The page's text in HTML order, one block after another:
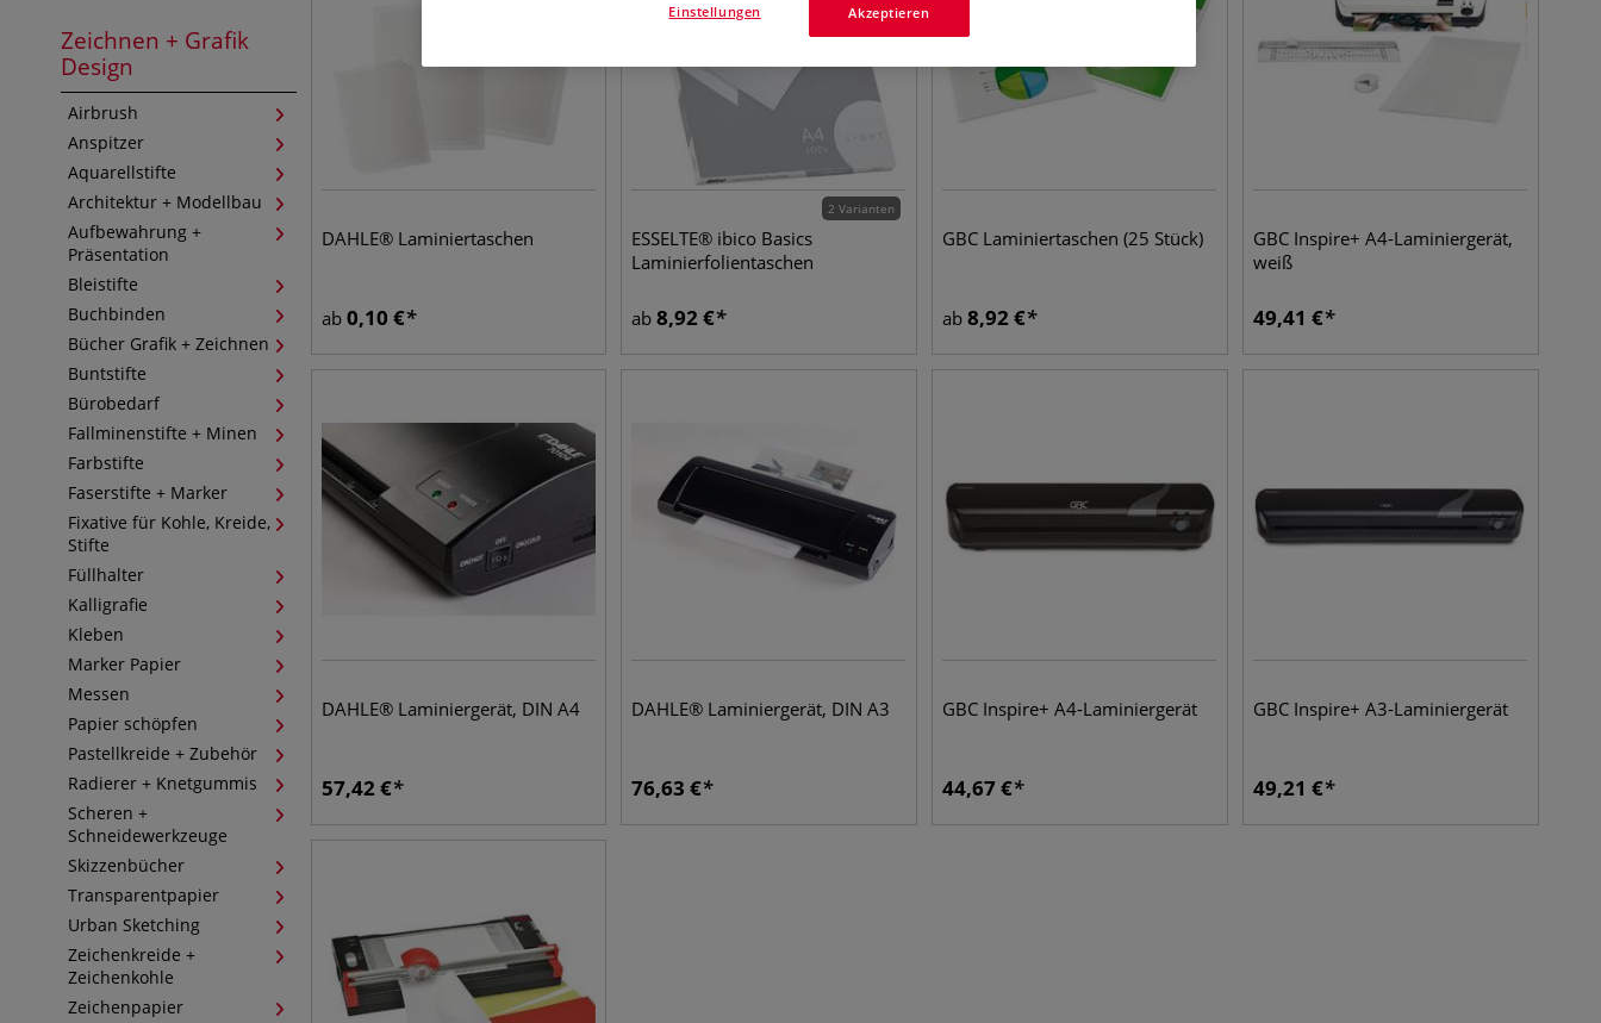
Zeichnen + Grafik
Design
Airbrush
Anspitzer
Aquarellstifte
Architektur + Modellbau
Aufbewahrung +
Präsentation
Bleistifte
Buchbinden
Bücher Grafik + Zeichnen
Buntstifte
Bürobedarf
Fallminenstifte + Minen
Farbstifte
Faserstifte + Marker
Fixative für Kohle, Kreide,
Stifte
Füllhalter
Kalligrafie
Kleben
Marker Papier
Messen
Papier schöpfen
Pastellkreide + Zubehör
Radierer + Knetgummis
Scheren +
Schneidewerkzeuge
Skizzenbücher
Transparentpapier
Urban Sketching
Zeichenkreide +
Zeichenkohle
Zeichenpapier
DAHLE® Laminiertaschen
ab 0,10 €
2 Varianten
ESSELTE® ibico Basics
Laminierfolientaschen
ab 8,92 €
GBC Laminiertaschen (25 Stück)
ab 8,92 €
GBC Inspire+ A4-Laminiergerät,
weiß
49,41 €
DAHLE® Laminiergerät, DIN A4
57,42 €
DAHLE® Laminiergerät, DIN A3
76,63 €
GBC Inspire+ A4-Laminiergerät
44,67 €
GBC Inspire+ A3-Laminiergerät
49,21 €
Akzeptieren
Einstellungen